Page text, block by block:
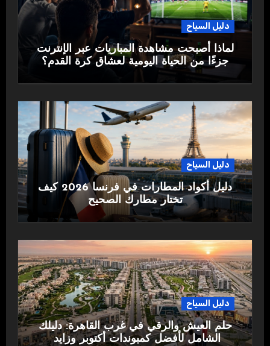
دليل السياح
لماذا أصبحت مشاهدة المباريات عبر الإنترنت
جزءًا من الحياة اليومية لعشاق كرة القدم؟
دليل السياح
دليل أكواد المطارات في فرنسا 2026 كيف
تختار مطارك الصحيح
دليل السياح
حلم العيش والرقي في غرب القاهرة: دليلك
الشامل لأفضل كمبوندات أكتوبر وزايد